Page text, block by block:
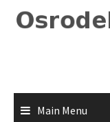
Main Menu